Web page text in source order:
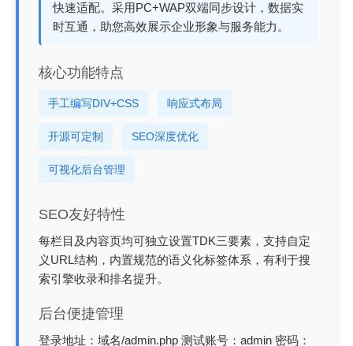
快速适配。采用PC+WAP双端同步设计，数据实
时互通，助您高效展示企业形象与服务能力。
核心功能特点
手工编写DIV+CSS 响应式布局
开源可定制 SEO深度优化
可视化后台管理
SEO友好特性
每栏目及内容页均可独立设置TDK三要素，支持自定
义URL结构，内置规范的语义化标签体系，有利于搜
索引擎收录和排名提升。
后台便捷管理
登录地址：域名/admin.php 测试账号：admin 密码：